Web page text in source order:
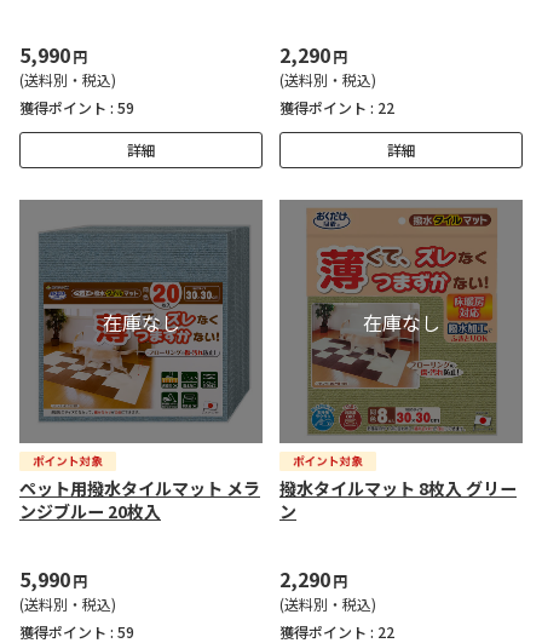
5,990円
(送料別・税込)
獲得ポイント : 59
詳細
2,290円
(送料別・税込)
獲得ポイント : 22
詳細
ペット用撥水タイルマット メラ
ンジブルー 20枚入
5,990円
(送料別・税込)
獲得ポイント : 59
撥水タイルマット 8枚入 グリー
ン
2,290円
(送料別・税込)
獲得ポイント : 22